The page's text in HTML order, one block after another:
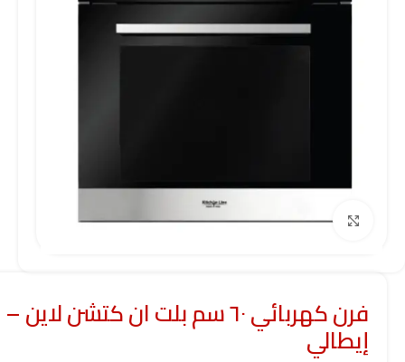
Click to enlarge
فرن كهربائي ٦٠ سم بلت ان كتشن لاين –
إيطالي